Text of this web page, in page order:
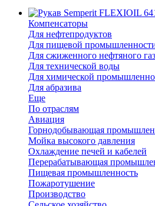
Компенсаторы
Для нефтепродуктов
Для пищевой
Для сжиженного нефтяного
Для технической воды
Для химической
Для абразива
Еще
По отраслям
Авиация
Горнодобывающая
Мойка высокого давления
Охлаждение печей и кабелей
Перерабатывающая
Пищевая промышленность
Пожаротушение
Производство